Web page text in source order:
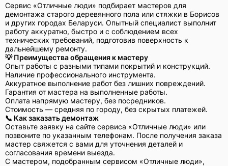
Сервис «Отличные люди» подбирает мастеров для
демонтажа старого деревянного пола или стяжки в Борисов
и других городах Беларуси. Опытный специалист выполнит
работу аккуратно, быстро и с соблюдением всех
технических требований, подготовив поверхность к
дальнейшему ремонту.
💡 Преимущества обращения к мастеру
Опыт работы с разными типами покрытий и конструкций.
Наличие профессионального инструмента.
Аккуратное выполнение работ без лишних повреждений.
Гарантия от мастера на выполненные работы.
Оплата напрямую мастеру, без посредников.
Стоимость — средняя по городу, без скрытых платежей.
📞 Как заказать демонтаж
Оставьте заявку на сайте сервиса «Отличные люди» или
позвоните по указанным телефонам. После получения заказа
мастер свяжется с вами для уточнения деталей и
согласования времени выезда.
С мастером, подобранным сервисом «Отличные люди»,